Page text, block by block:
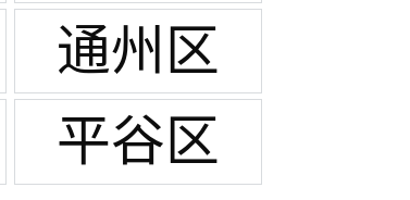
通州区
平谷区